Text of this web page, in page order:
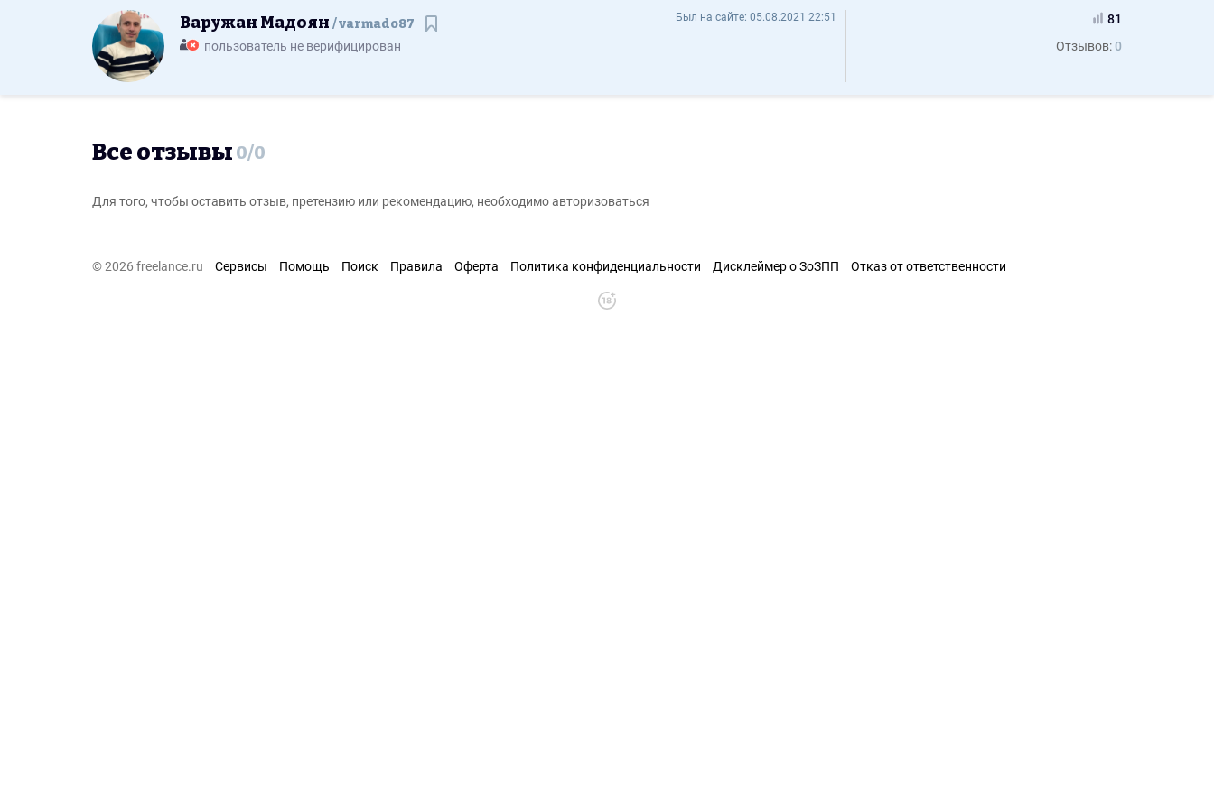
Варужан Мадоян varmado87 - Отзывы
Был на сайте: 05.08.2021 22:51
Варужан Мадоян varmado87
пользователь не верифицирован
81
Отзывов: 0
Все отзывы 0/0
Для того, чтобы оставить отзыв, претензию или рекомендацию, необходимо авторизоваться
© 2026 freelance.ru Сервисы Помощь Поиск Правила Оферта Политика конфиденциальности Дисклеймер о ЗоЗПП Отказ от ответственности